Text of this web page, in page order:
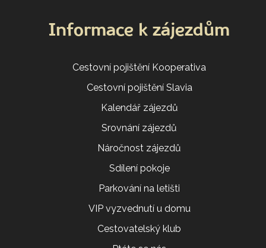
Informace k zájezdům
Cestovní pojištění Kooperativa
Cestovní pojištění Slavia
Kalendář zájezdů
Srovnání zájezdů
Náročnost zájezdů
Sdílení pokoje
Parkování na letišti
VIP vyzvednutí u domu
Cestovatelský klub